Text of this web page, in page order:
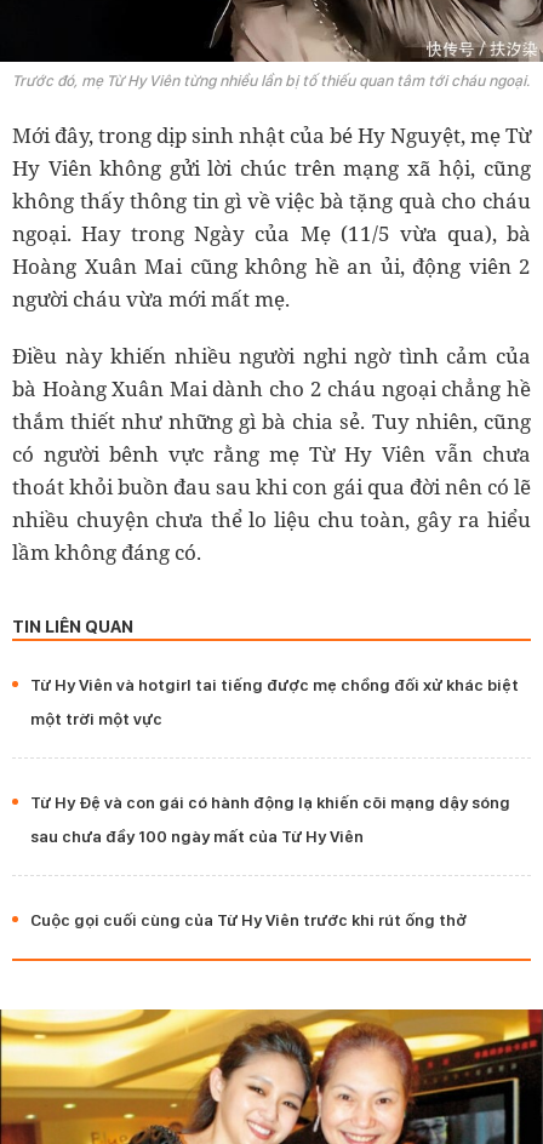
Trước đó, mẹ Từ Hy Viên từng nhiều lần bị tố thiếu quan tâm tới cháu ngoại.
Mới đây, trong dịp sinh nhật của bé Hy Nguyệt, mẹ Từ
Hy Viên không gửi lời chúc trên mạng xã hội, cũng
không thấy thông tin gì về việc bà tặng quà cho cháu
ngoại. Hay trong Ngày của Mẹ (11/5 vừa qua), bà
Hoàng Xuân Mai cũng không hề an ủi, động viên 2
người cháu vừa mới mất mẹ.
Điều này khiến nhiều người nghi ngờ tình cảm của
bà Hoàng Xuân Mai dành cho 2 cháu ngoại chẳng hề
thắm thiết như những gì bà chia sẻ. Tuy nhiên, cũng
có người bênh vực rằng mẹ Từ Hy Viên vẫn chưa
thoát khỏi buồn đau sau khi con gái qua đời nên có lẽ
nhiều chuyện chưa thể lo liệu chu toàn, gây ra hiểu
lầm không đáng có.
TIN LIÊN QUAN
Từ Hy Viên và hotgirl tai tiếng được mẹ chồng đối xử khác biệt
một trời một vực
Từ Hy Đệ và con gái có hành động lạ khiến cõi mạng dậy sóng
sau chưa đầy 100 ngày mất của Từ Hy Viên
Cuộc gọi cuối cùng của Từ Hy Viên trước khi rút ống thở